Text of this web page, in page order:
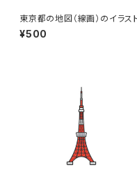
東京都の地図（線画）のイラス
¥500